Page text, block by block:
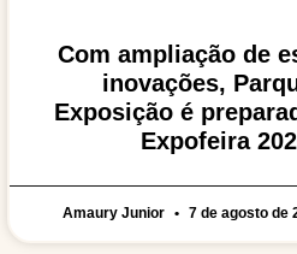
Com ampliação de
inovações,
Exposição é
Expofeira
Amaury Junior 7 de agosto de